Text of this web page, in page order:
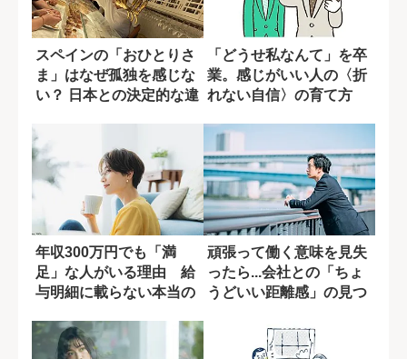
スペインの「おひとりさ
ま」はなぜ孤独を感じな
い？ 日本との決定的な違
「どうせ私なんて」を卒
業。感じがいい人の〈折
れない自信〉の育て方
年収300万円でも「満
足」な人がいる理由 給
与明細に載らない本当の
頑張って働く意味を見失
ったら...会社との「ちょ
うどいい距離感」の見つ